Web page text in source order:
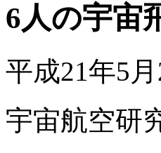
6人の宇宙
平成21年5月
宇宙航空研